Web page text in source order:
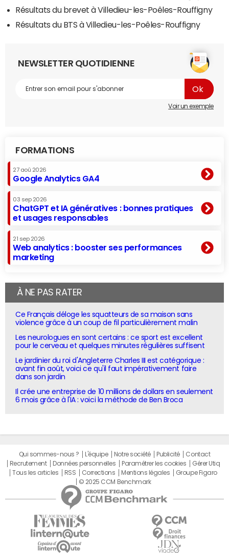
Résultats du brevet à Villedieu-les-Poêles-Rouffigny
Résultats du BTS à Villedieu-les-Poêles-Rouffigny
NEWSLETTER QUOTIDIENNE
Voir un exemple
FORMATIONS
27 aoû 2026
Google Analytics GA4
03 sep 2026
ChatGPT et IA génératives : bonnes pratiques
et usages responsables
21 sep 2026
Web analytics : booster ses performances
marketing
À NE PAS RATER
Ce Français déloge les squatteurs de sa maison sans
violence grâce à un coup de fil particulièrement malin
Les neurologues en sont certains : ce sport est excellent
pour le cerveau et quelques minutes régulières suffisent
Le jardinier du roi d'Angleterre Charles III est catégorique :
avant fin août, voici ce qu'il faut impérativement faire
dans son jardin
Il crée une entreprise de 10 millions de dollars en seulement
6 mois grâce à l'IA : voici la méthode de Ben Broca
Qui sommes-nous ? L'équipe Notre société Publicité
Contact
Recrutement
Données personnelles Paramétrer les cookies
Gérer Utiq
Tous les articles
RSS Corrections Mentions légales
Groupe Figaro
© 2025 CCM Benchmark